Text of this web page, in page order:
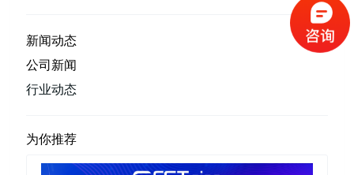
新闻动态
公司新闻
行业动态
为你推荐